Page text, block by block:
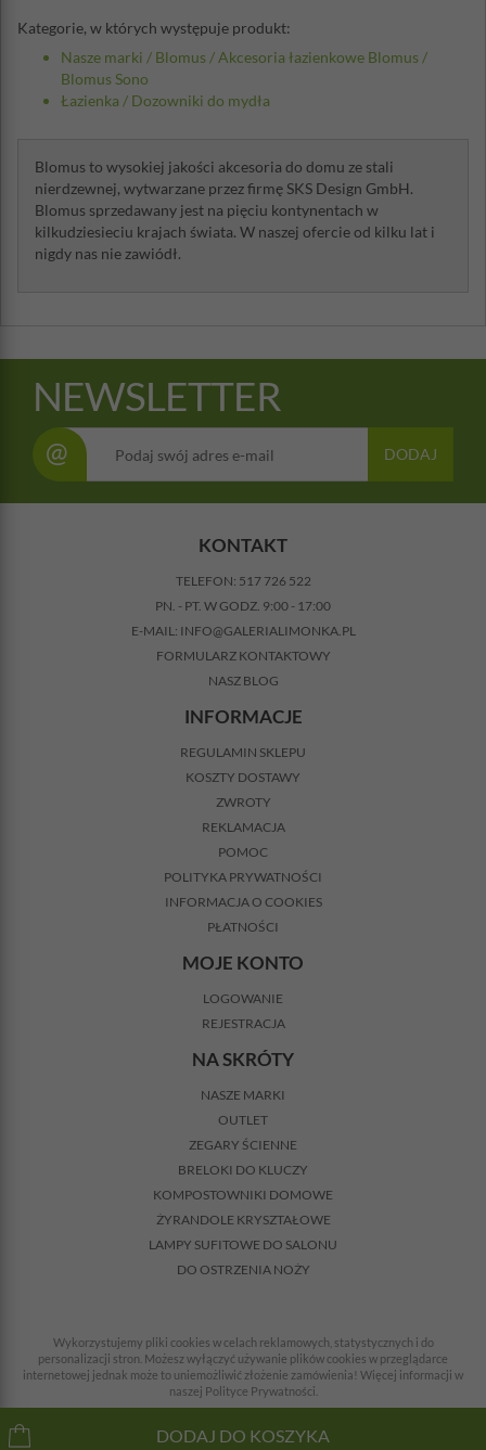
DODAJ DO KOSZYKA
Kategorie, w których występuje produkt:
Nasze marki / Blomus /Akcesoria łazienkowe Blomus /
Blomus Sono
Łazienka / Dozowniki do mydła
Blomus to wysokiej jakości akcesoria do domu ze stali
nierdzewnej, wytwarzane przez firmę SKS Design GmbH.
Blomus sprzedawany jest na pięciu kontynentach w
kilkudziesieciu krajach świata. W naszej ofercie od kilku lat i
nigdy nas nie zawiódł.
NEWSLETTER
@ DODAJ
KONTAKT
TELEFON: 517 726 522
PN. - PT. W GODZ. 9:00 - 17:00
E-MAIL: INFO@GALERIALIMONKA.PL
FORMULARZ KONTAKTOWY
NASZ BLOG
INFORMACJE
REGULAMIN SKLEPU
KOSZTY DOSTAWY
ZWROTY
REKLAMACJA
POMOC
POLITYKA PRYWATNOŚCI
INFORMACJA O COOKIES
PŁATNOŚCI
MOJE KONTO
LOGOWANIE
REJESTRACJA
NA SKRÓTY
NASZE MARKI
OUTLET
ZEGARY ŚCIENNE
BRELOKI DO KLUCZY
KOMPOSTOWNIKI DOMOWE
ŻYRANDOLE KRYSZTAŁOWE
LAMPY SUFITOWE DO SALONU
DO OSTRZENIA NOŻY
Wykorzystujemy pliki cookies w celach reklamowych, statystycznych i do
personalizacji stron. Możesz wyłączyć używanie plików cookies w przeglądarce
internetowej jednak może to uniemożliwić złożenie zamówienia! Więcej informacji w
naszej Polityce Prywatności.